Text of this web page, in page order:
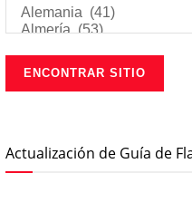
Actualización de Guía de